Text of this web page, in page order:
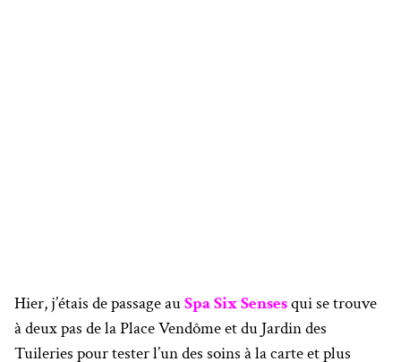
Hier, j’étais de passage auSpa Six Sensesqui se trouve
à deux pas de la Place Vendôme et du Jardin des
Tuileries pour tester l’un des soins à la carte et plus